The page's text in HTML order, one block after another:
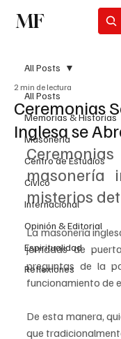
MF
All Posts
Memorias & Historias
Masonería
Centro de Estudios
Cívico
Internacional
Opinión & Editorial
Espiritualidad
Reflexiones
All Posts
Ceremonias
Inglesa se
2 min de lectura
masonería
misterios
La masonería
jornadas de
preguntas de la
funcionamiento de
De esta manera,
que